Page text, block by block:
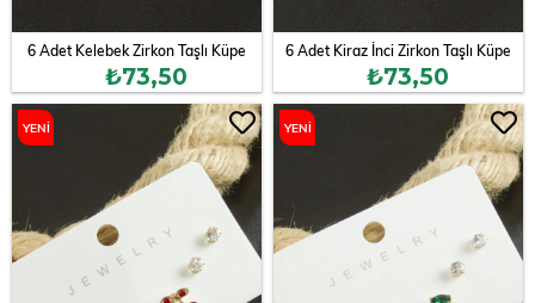
6 Adet Kelebek Zirkon Taşlı Küpe
₺73,50
6 Adet Kiraz İnci Zirkon Taşlı Küpe
₺73,50
YENI YENI